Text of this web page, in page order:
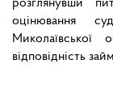
розглянувши
оцінювання
Миколаївської
відповідність